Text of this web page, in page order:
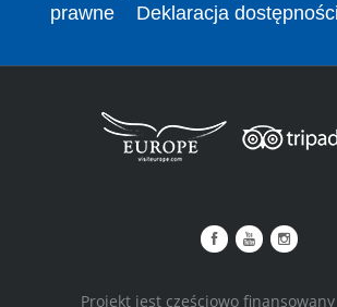
prawne
Deklaracja dostępności
Projekt jest częściowo